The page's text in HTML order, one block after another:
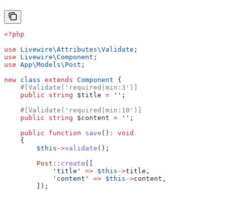
<?php
use Livewire\Attributes\Validate ;
use Livewire\Component ;
use App\Models\ Post ;
new class extends Component {
    #[Validate('required|min:3')]
    public
string $title = '' ;
    #[Validate('required|min:10')]
    public
string $content = '' ;
    public
function save () :
void
    {
        $this
->validate ();
        Post
:: create ([
            'title'
=> $this ->title ,
            'content'
=> $this ->content ,
        ]);